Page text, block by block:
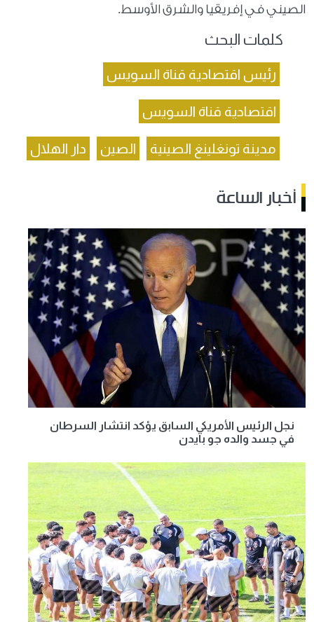
الصيني في إفريقيا والشرق الأوسط.
كلمات البحث
رئيس اقتصادية قناة السويس
اقتصادية قناة السويس
مدينة تونغلينغ الصينية الصين دار الهلال
أخبار الساعة
نجل الرئيس الأمريكي السابق يؤكد انتشار السرطان
في جسد والده جو بايدن